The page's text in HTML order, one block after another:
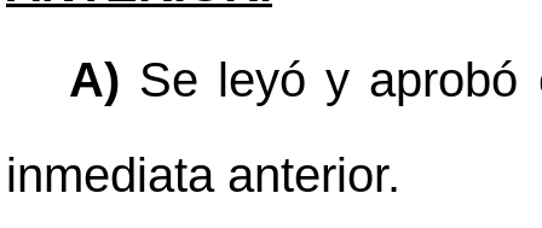
A) Se leyó y aprobó
inmediata anterior.